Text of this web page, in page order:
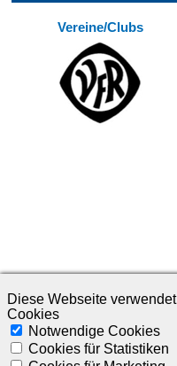
Vereine/Clubs
Diese Webseite verwendet
Cookies
Notwendige Cookies
Cookies für Statistiken